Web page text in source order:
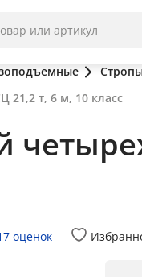
21,2 т, 6 м, 10 класс
оценок